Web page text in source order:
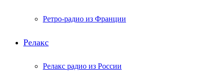
Ретро-радио из Франции
Релакс
Релакс радио из России